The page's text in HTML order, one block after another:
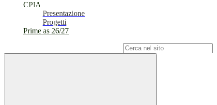
CPIA
Presentazione
Progetti
Prime as 26/27